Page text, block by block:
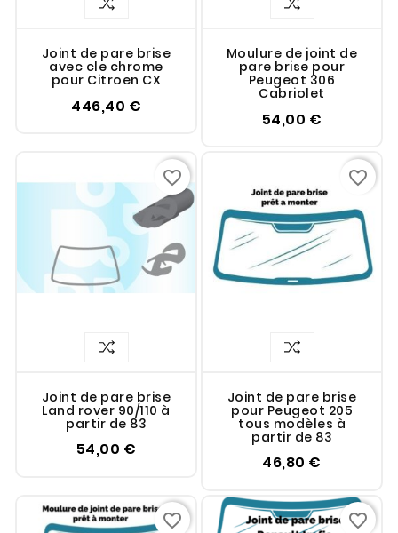
Joint de pare brise
avec cle chrome
pour Citroen CX
446,40 €
Moulure de joint de
pare brise pour
Peugeot 306
Cabriolet
54,00 €
Joint de pare brise
Land rover 90/110 à
partir de 83
54,00 €
favorite_border
Joint de pare brise
pour Peugeot 205
tous modèles à
partir de 83
46,80 €
favorite_border
favorite_border favorite_border